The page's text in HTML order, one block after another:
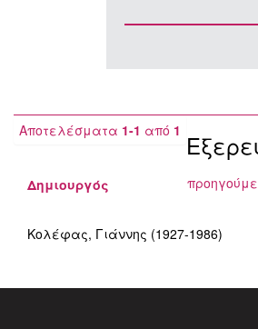
Αποτελέσματα 1-1 από 1
Δημιουργός
Κολέφας, Γιάννης (1927-1986)